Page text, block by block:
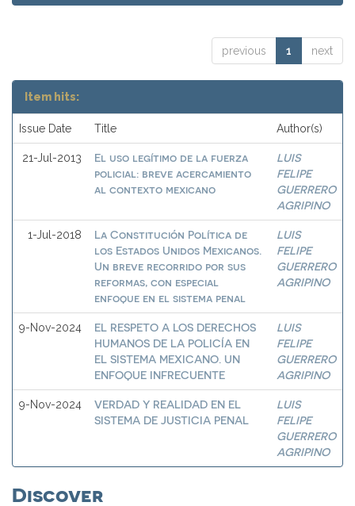
previous 1 next
Item hits:
Issue Date Title Author(s)
21-Jul-2013
El uso legítimo de la fuerza
policial: breve acercamiento
al contexto mexicano
LUIS
FELIPE
GUERRERO
AGRIPINO
1-Jul-2018
La Constitución Política de
los Estados Unidos Mexicanos.
Un breve recorrido por sus
reformas, con especial
enfoque en el sistema penal
LUIS
FELIPE
GUERRERO
AGRIPINO
9-Nov-2024
EL RESPETO A LOS DERECHOS
HUMANOS DE LA POLICÍA EN
EL SISTEMA MEXICANO. UN
ENFOQUE INFRECUENTE
LUIS
FELIPE
GUERRERO
AGRIPINO
9-Nov-2024
VERDAD Y REALIDAD EN EL
SISTEMA DE JUSTICIA PENAL
LUIS
FELIPE
GUERRERO
AGRIPINO
Discover